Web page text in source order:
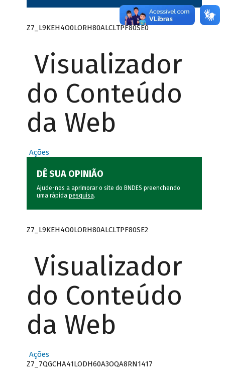
Z7_L9KEH4O0LORH80ALCLTPF80SE0
Visualizador
do Conteúdo
da Web
Ações
DÊ SUA OPINIÃO
Ajude-nos a aprimorar o site do BNDES preenchendo
uma rápida pesquisa.
Z7_L9KEH4O0LORH80ALCLTPF80SE2
Visualizador
do Conteúdo
da Web
Ações
Z7_7QGCHA41LODH60A3OQA8RN1417